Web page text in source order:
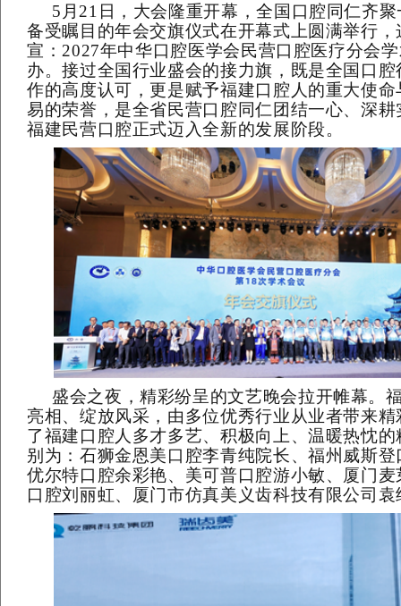
5 月 21 日，大会隆重开幕，全国口腔同仁齐
备受瞩目的年会交旗仪式在开幕式上圆满举行
宣： 2027年中华口腔医学会民营口腔医疗分会
办。接过全国行业盛会的接力旗，既是全国口
作的高度认可，更是赋予福建口腔人的重大使
易的荣誉，是全省民营口腔同仁团结一心、深
福建民营口腔正式迈入全新的发展阶段。
盛会之夜，精彩纷呈的文艺晚会拉开帷幕。
亮相、绽放风采，由多位优秀行业从业者带来
了福建口腔人多才多艺、积极向上、温暖热忱
别为：石狮金恩美口腔李青纯院长、福州威斯
优尔特口腔余彩艳、美可普口腔游小敏、厦门
口腔刘丽虹、厦门市仿真美义齿科技有限公司袁